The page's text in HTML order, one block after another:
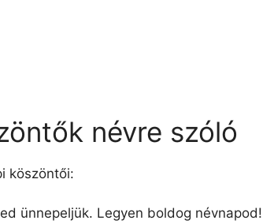
névre szóló
köszöntői:
ünnepeljük. Legyen boldog névnapod!